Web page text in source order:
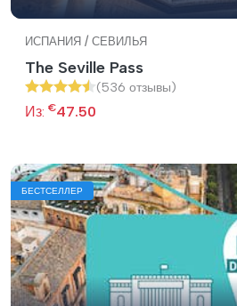
ИСПАНИЯ / СЕВИЛЬЯ
The Seville Pass
(536 отзывы)
Из: €47.50
БЕСТСЕЛЛЕР